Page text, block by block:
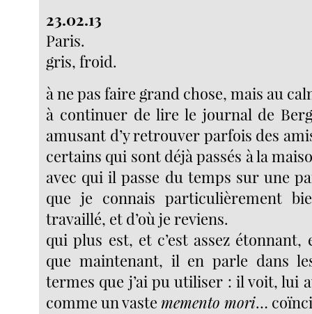
23.02.13
Paris.
gris, froid.
à ne pas faire grand chose, mais au
à continuer de lire le journal de
amusant d’y retrouver parfois des
certains qui sont déjà passés à la
avec qui il passe du temps sur une
que je connais particulièrement
travaillé, et d’où je reviens.
qui plus est, et c’est assez étonnant,
que maintenant, il en parle dans
termes que j’ai pu utiliser : il voit, lui
comme un vastememento mori…